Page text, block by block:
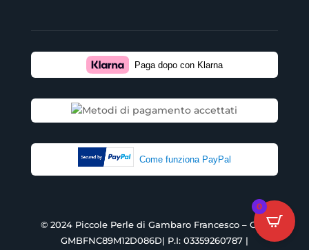
Paga dopo con Klarna
Come funziona PayPal
© 2024 Piccole Perle di Gambaro Francesco – C.F.:
GMBFNC89M12D086D| P.I: 03359260787 |
0